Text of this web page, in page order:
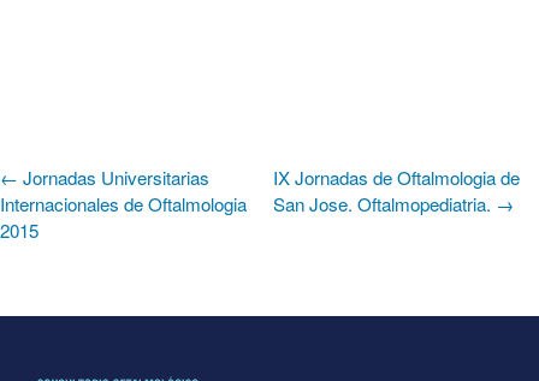
← Jornadas Universitarias
Internacionales de Oftalmologia
2015
IX Jornadas de Oftalmologia de
San Jose. Oftalmopediatria. →